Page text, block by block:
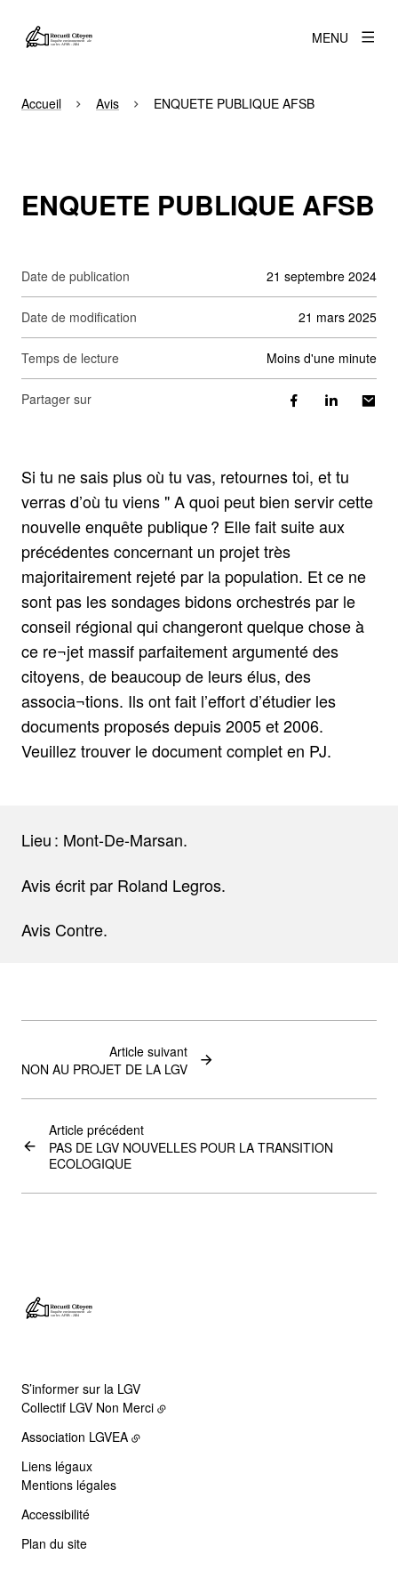
MENU
Accueil Avis ENQUETE PUBLIQUE AFSB
ENQUETE PUBLIQUE AFSB
Date de publication 21 septembre 2024
Date de modification 21 mars 2025
Temps de lecture moins d'une minute
Partager sur
Si tu ne sais plus où tu vas, retournes toi, et tu
verras d’où tu viens " A quoi peut bien servir cette
nouvelle enquête publique ? Elle fait suite aux
précédentes concernant un projet très
majoritairement rejeté par la population. Et ce ne
sont pas les sondages bidons orchestrés par le
conseil régional qui changeront quelque chose à
ce re¬jet massif parfaitement argumenté des
citoyens, de beaucoup de leurs élus, des
associa¬tions. Ils ont fait l’effort d’étudier les
documents proposés depuis 2005 et 2006.
Veuillez trouver le document complet en PJ.
Lieu : Mont-De-Marsan.
Avis écrit par Roland Legros.
Avis Contre.
Article précédent
PAS DE LGV NOUVELLES POUR LA TRANSITION
ECOLOGIQUE
Article suivant
NON AU PROJET DE LA LGV
S’informer sur la LGV
Collectif LGV Non Merci
Association LGVEA
Liens légaux
Mentions légales
Accessibilité
Plan du site